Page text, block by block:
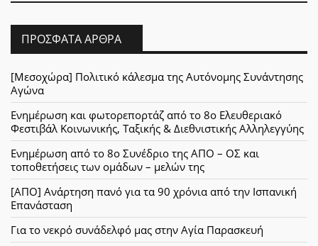
ΠΡΌΣΦΑΤΑ ΆΡΘΡΑ
[Μεσοχώρα] Πολιτικό κάλεσμα της Αυτόνομης Συνάντησης
Αγώνα
Ενημέρωση και φωτορεπορτάζ από το 8ο Ελευθεριακό
Φεστιβάλ Κοινωνικής, Ταξικής & Διεθνιστικής Αλληλεγγύης
Ενημέρωση από το 8ο Συνέδριο της ΑΠΟ – ΟΣ και
τοποθετήσεις των ομάδων – μελών της
[ΑΠΟ] Ανάρτηση πανό για τα 90 χρόνια από την Ισπανική
Επανάσταση
Για το νεκρό συνάδελφό μας στην Αγία Παρασκευή